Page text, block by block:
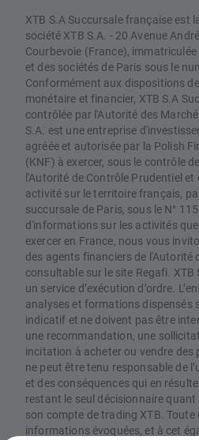
XTB S.A Succursale française est
société XTB S.A. - 20 Avenue
Courbevoie (France),
et des sociétés de Paris sous le
Conformément aux dispositions
monétaire et financier, XTB S.A
contrôlée par l'Autorité des
S.A. est une entreprise
agréée et autorisée par la Polish
(KNF) à exercer, sous le contrôle
l'Autorité de Contrôle Prudentiel et
activité sur le territoire français,
succursale de Paris, sous le N°
d'informations sur les activités
exercer en France, nous vous
des agents financiers de l'Autorité
consultable sur le site Regafi.
un service d’exécution d’ordre.
analyses et formations dispensés
indicatif et ne doivent pas être
une recommandation, une
incitation à acheter ou vendre
ne peut être tenu responsable de
et des conséquences qui en
restant le seul décisionnaire
son compte de trading XTB.
informations évoquées, et à cet